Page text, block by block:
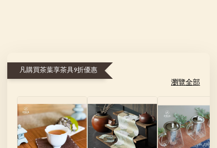
凡購買茶葉享茶具9折優惠
瀏覽全部